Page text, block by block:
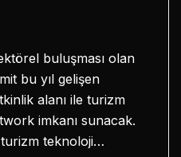
buluşması olan
bu yıl gelişen
alanı ile turizm
imkanı sunacak.
turizm teknoloji…